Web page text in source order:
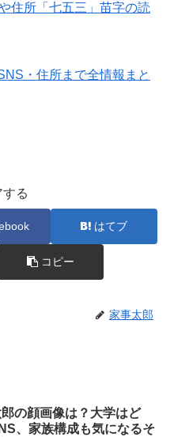
住所「七五三」苗字の読
・住所まで全情報まと
する
はてブ
コピー
家事太郎
郎の顔画像は？大学はど
、家族構成も気になるそ